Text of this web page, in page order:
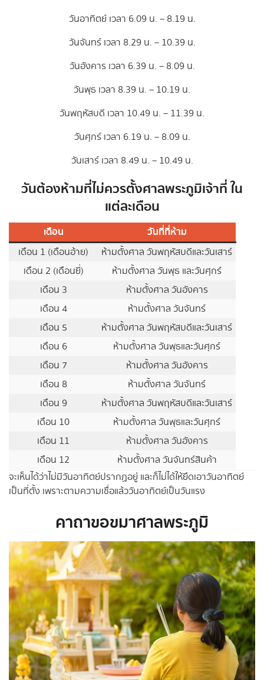
วันอาทิตย์ เวลา 6.09 น. – 8.19 น.
วันจันทร์ เวลา 8.29 น. – 10.39 น.
วันอังคาร เวลา 6.39 น. – 8.09 น.
วันพุธ เวลา 8.39 น. – 10.19 น.
วันพฤหัสบดี เวลา 10.49 น. – 11.39 น.
วันศุกร์ เวลา 6.19 น. – 8.09 น.
วันเสาร์ เวลา 8.49 น. – 10.49 น.
วันต้องห้ามที่ไม่ควรตั้งศาลพระภูมิเจ้าที่ ใน
แต่ละเดือน
เดือน วันที่ที่ห้าม
เดือน 1 (เดือนอ้าย)
ห้ามตั้งศาล วันพฤหัสบดีและวันเสาร์
เดือน 2 (เดือนยี่)
ห้ามตั้งศาล วันพุธ และวันศุกร์
เดือน 3
ห้ามตั้งศาล วันอังคาร
เดือน 4
ห้ามตั้งศาล วันจันทร์
เดือน 5
ห้ามตั้งศาล วันพฤหัสบดีและวันเสาร์
เดือน 6
ห้ามตั้งศาล วันพุธและวันศุกร์
เดือน 7
ห้ามตั้งศาล วันอังคาร
เดือน 8
ห้ามตั้งศาล วันจันทร์
เดือน 9
ห้ามตั้งศาล วันพฤหัสบดีและวันเสาร์
เดือน 10
ห้ามตั้งศาล วันพุธและวันศุกร์
เดือน 11
ห้ามตั้งศาล วันอังคาร
เดือน 12
ห้ามตั้งศาล วันจันทร์สินค้า
จะเห็นได้ว่าไม่มีวันอาทิตย์ปรากฏอยู่ และก็ไม่ได้ให้ยึดเอาวันอาทิตย์
เป็นที่ตั้ง เพราะตามความเชื่อแล้ววันอาทิตย์เป็นวันแรง
คาถาขอขมาศาลพระภูมิ